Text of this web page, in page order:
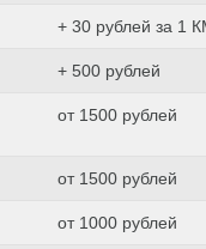
+ 30 рублей за 1
+ 500 рублей
от 1500 рублей
от 1500 рублей
от 1000 рублей